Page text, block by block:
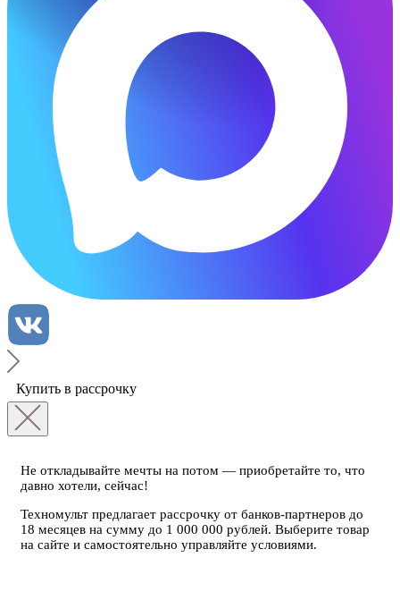
Купить в рассрочку
Не откладывайте мечты на потом — приобретайте то, что
давно хотели, сейчас!
Техномульт предлагает рассрочку от банков-партнеров до
18 месяцев на сумму до 1 000 000 рублей. Выберите товар
на сайте и самостоятельно управляйте условиями.